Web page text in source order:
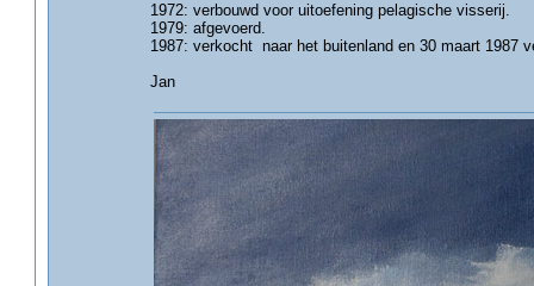
1972: verbouwd voor uitoefening pelagische visserij.
1979: afgevoerd.
1987: verkocht naar het buitenland en 30 maart 1987
Jan